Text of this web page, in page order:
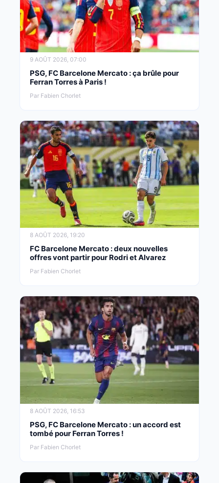
9 AOÛT 2026, 07:00
PSG, FC Barcelone Mercato : ça brûle pour
Ferran Torres à Paris !
Par Fabien Chorlet
8 AOÛT 2026, 19:20
FC Barcelone Mercato : deux nouvelles
offres vont partir pour Rodri et Alvarez
Par Fabien Chorlet
8 AOÛT 2026, 16:53
PSG, FC Barcelone Mercato : un accord est
tombé pour Ferran Torres !
Par Fabien Chorlet